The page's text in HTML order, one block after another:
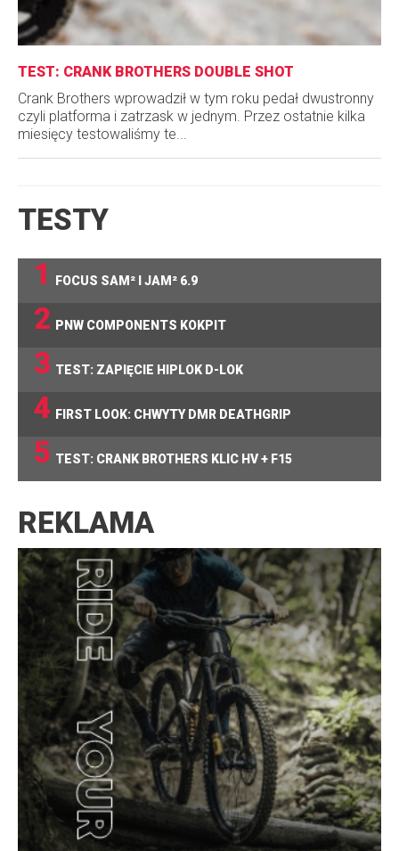
TEST: CRANK BROTHERS DOUBLE SHOT
Crank Brothers wprowadził w tym roku pedał dwustronny
czyli platforma i zatrzask w jednym. Przez ostatnie kilka
miesięcy testowaliśmy te...
TESTY
1
FOCUS SAM² I JAM² 6.9
2 PNW COMPONENTS KOKPIT
3 TEST: ZAPIĘCIE HIPLOK D-LOK
4 FIRST LOOK: CHWYTY DMR DEATHGRIP
5 TEST: CRANK BROTHERS KLIC HV + F15
REKLAMA